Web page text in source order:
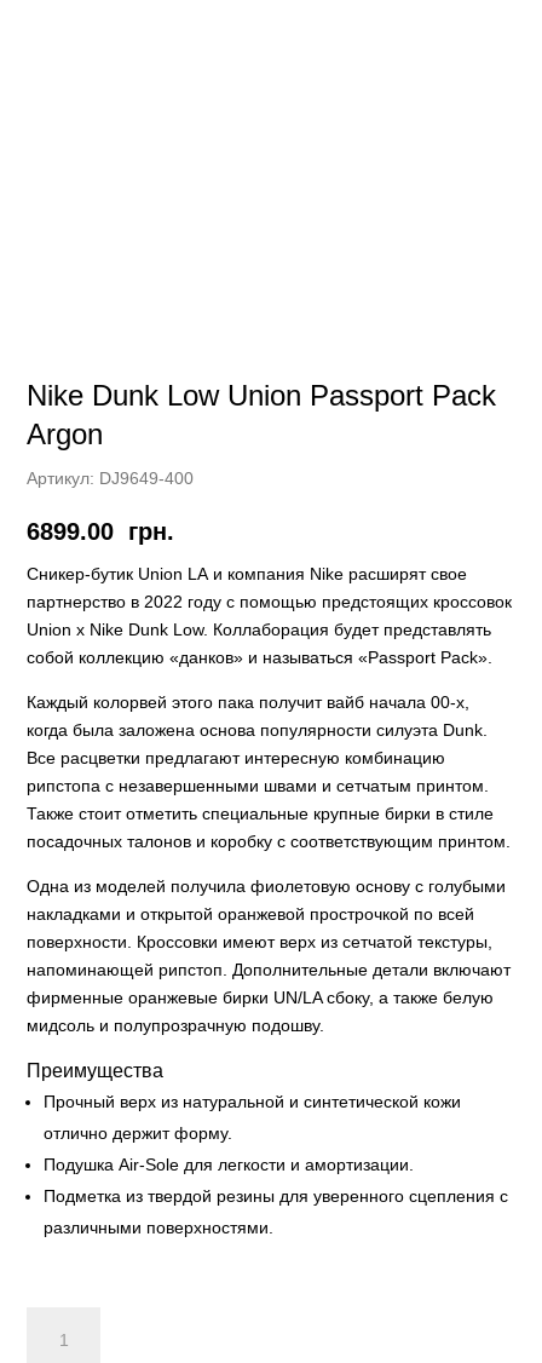
Nike Dunk Low Union Passport Pack
Argon
Артикул: DJ9649-400
6899.00 грн.
Сникер-бутик Union LA и компания Nike расширят свое
партнерство в 2022 году с помощью предстоящих кроссовок
Union x Nike Dunk Low. Коллаборация будет представлять
собой коллекцию «данков» и называться «Passport Pack».
Каждый колорвей этого пака получит вайб начала 00-х,
когда была заложена основа популярности силуэта Dunk.
Все расцветки предлагают интересную комбинацию
рипстопа с незавершенными швами и сетчатым принтом.
Также стоит отметить специальные крупные бирки в стиле
посадочных талонов и коробку с соответствующим принтом.
Одна из моделей получила фиолетовую основу с голубыми
накладками и открытой оранжевой прострочкой по всей
поверхности. Кроссовки имеют верх из сетчатой текстуры,
напоминающей рипстоп. Дополнительные детали включают
фирменные оранжевые бирки UN/LA сбоку, а также белую
мидсоль и полупрозрачную подошву.
Преимущества
Прочный верх из натуральной и синтетической кожи
отлично держит форму.
Подушка Air-Sole для легкости и амортизации.
Подметка из твердой резины для уверенного сцепления с
различными поверхностями.
Dunk